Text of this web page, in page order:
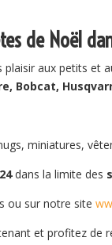
de Noël
plaisir aux petits
Bobcat,
miniatures,
dans la limite des
ou sur notre site
et profitez de